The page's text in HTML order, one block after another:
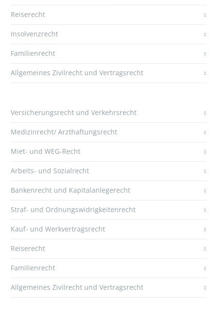
Reiserecht
Insolvenzrecht
Familienrecht
Allgemeines Zivilrecht und Vertragsrecht
Versicherungsrecht und Verkehrsrecht
Medizinrecht/ Arzthaftungsrecht
Miet- und WEG-Recht
Arbeits- und Sozialrecht
Bankenrecht und Kapitalanlegerecht
Straf- und Ordnungswidrigkeitenrecht
Kauf- und Werkvertragsrecht
Reiserecht
Familienrecht
Allgemeines Zivilrecht und Vertragsrecht